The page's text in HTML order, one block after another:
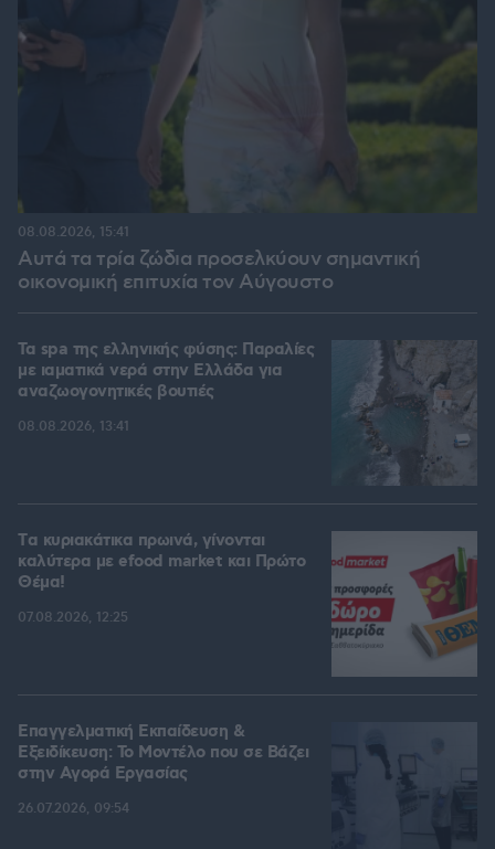
Αυτά τα τρία ζώδια προσελκύουν σημαντική
οικονομική επιτυχία τον Αύγουστο
08.08.2026, 15:41
Τα spa της ελληνικής φύσης: Παραλίες
με ιαματικά νερά στην Ελλάδα για
αναζωογονητικές βουτιές
08.08.2026, 13:41
Tα κυριακάτικα πρωινά, γίνονται
καλύτερα με efood market και Πρώτο
Θέμα!
07.08.2026, 12:25
Επαγγελματική Εκπαίδευση &
Εξειδίκευση: Το Mοντέλο που σε Bάζει
στην Aγορά Eργασίας
26.07.2026, 09:54